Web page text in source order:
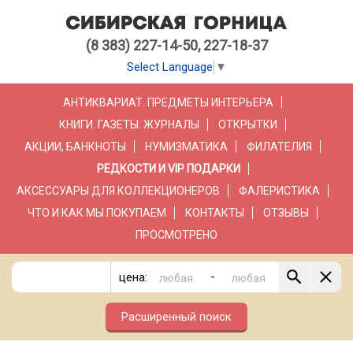
(8 383) 227-14-50, 227-18-37
Select Language ▼
АНТИКВАРИАТ. ПРЕДМЕТЫ ИНТЕРЬЕРА
КНИГИ. ГАЗЕТЫ. ЖУРНАЛЫ
ОТКРЫТКИ
АКЦИИ, БАНКНОТЫ
НУМИЗМАТИКА
ФИЛАТЕЛИЯ
РЕДКОСТИ И VIP ПОДАРКИ
АКСЕССУАРЫ ДЛЯ КОЛЛЕКЦИОНЕРОВ
ФАЛЕРИСТИКА
ЧТО И КАК МЫ ПОКУПАЕМ
КОНТАКТЫ
ОТЗЫВЫ
ПРОСМОТРЕНО
цена: -
Расширенный поиск